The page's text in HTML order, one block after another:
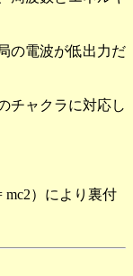
の電波が低出力だ
チャクラに対応し
mc2）により裏付